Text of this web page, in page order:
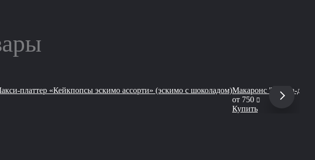
платтер «Кейкпопсы эскимо ассорти» (эскимо с шоколадом)Макаронс "Груша-
от 750 руб
Купить